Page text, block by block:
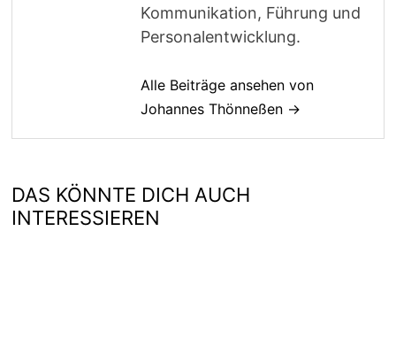
Kommunikation, Führung und
Personalentwicklung.
Alle Beiträge ansehen von
Johannes Thönneßen →
DAS KÖNNTE DICH AUCH
INTERESSIEREN